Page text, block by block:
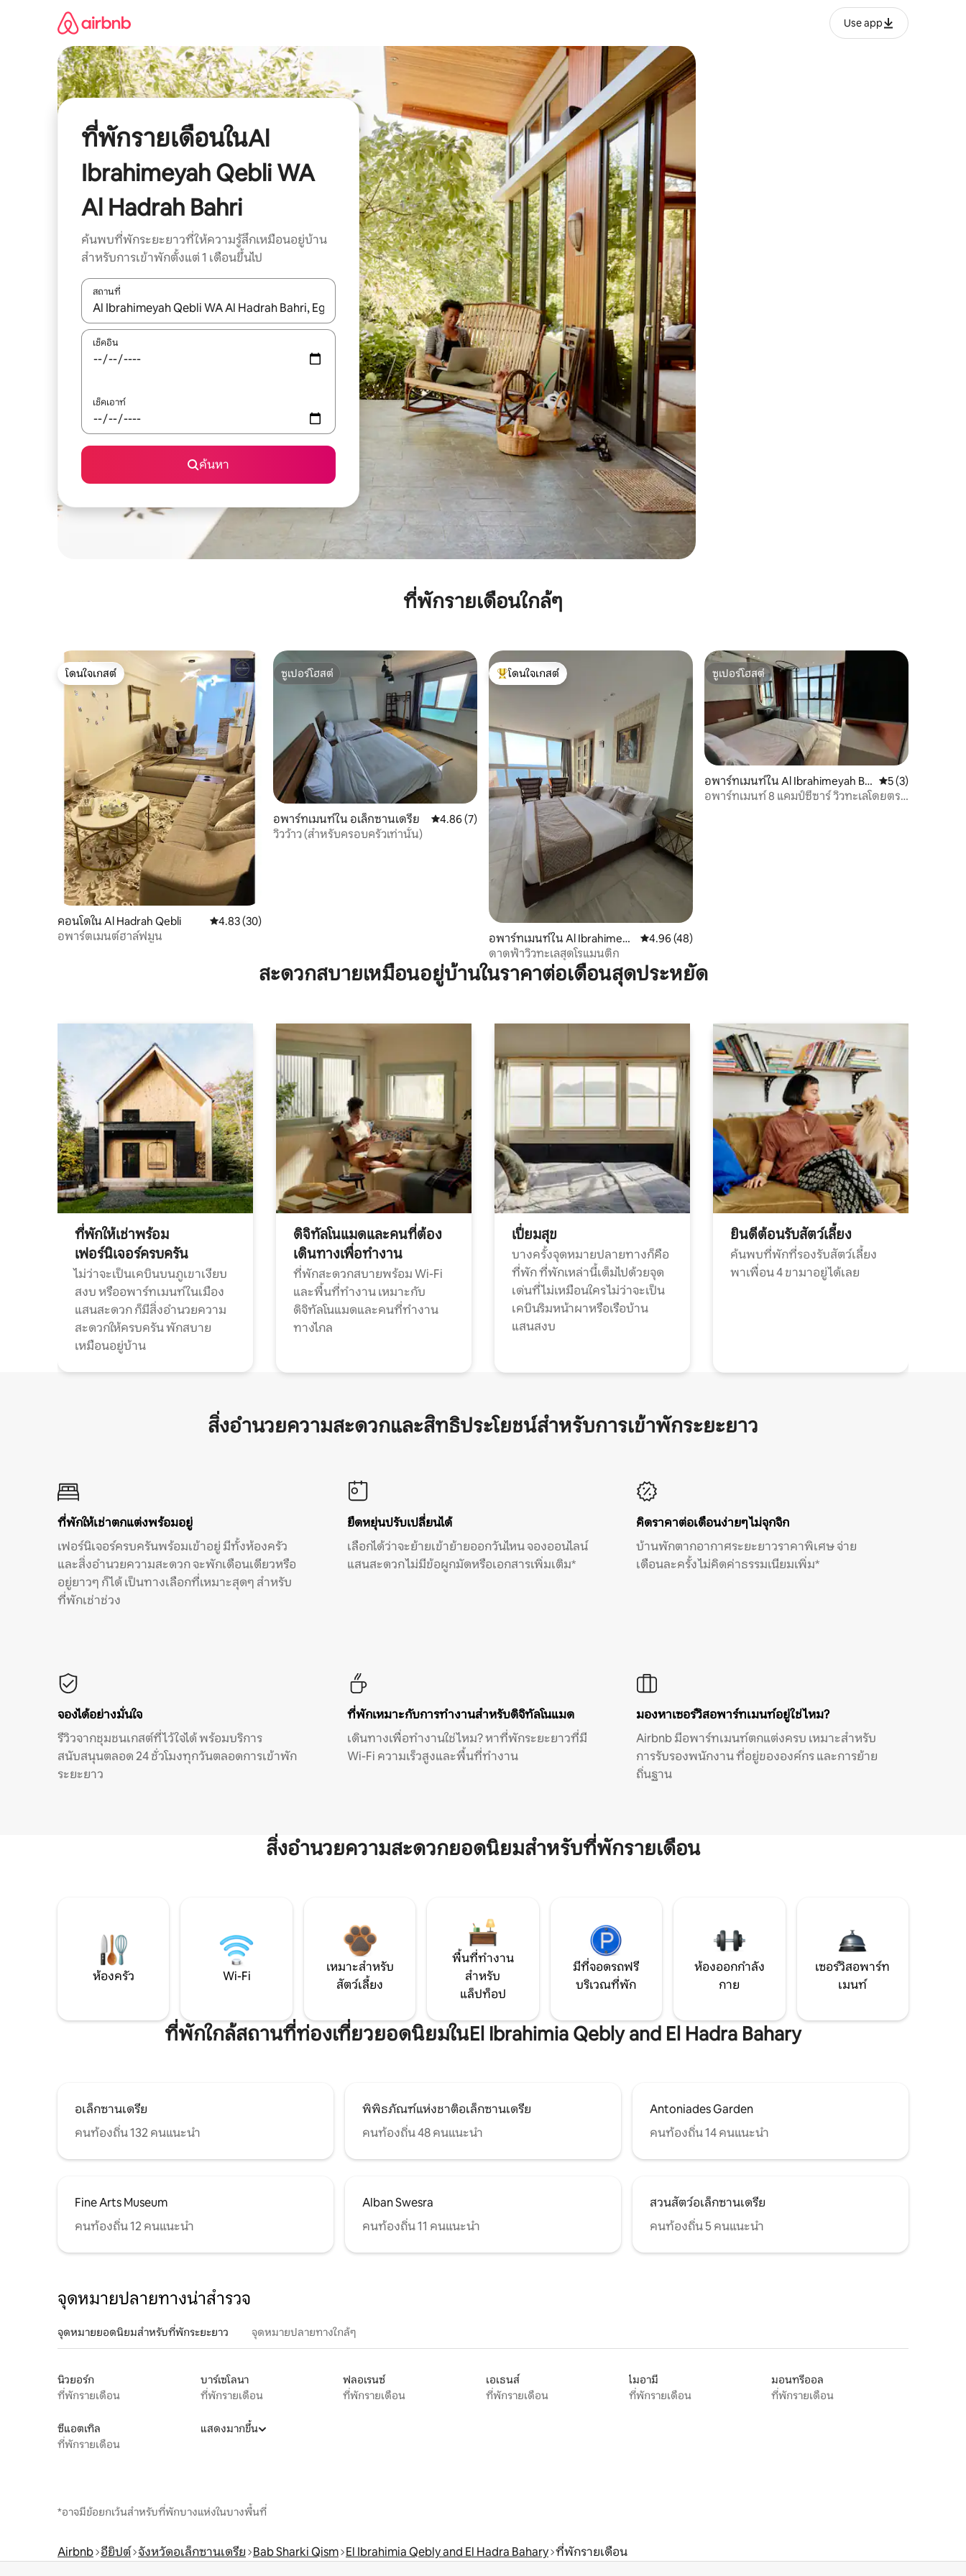
Use app
ที่พักรายเดือนในAl
Ibrahimeyah Qebli WA
Al Hadrah Bahri
ค้นพบที่พักระยะยาวที่ให้ความรู้สึกเหมือนอยู่บ้าน
สำหรับการเข้าพักตั้งแต่ 1 เดือนขึ้นไป
สถานที่
ใช้ลูกศรขึ้นลง หรือใช้การสัมผัสหรือปัด เพื่อสำรวจผลการค้นหา
เช็คอิน
เช็คเอาท์
ค้นหา
ที่พักรายเดือนใกล้ๆ
โดนใจเกสต์
โดนใจเกสต์
คอนโดใน Al Hadrah Qebli คะแนนเฉลี่ย 4.83 จาก 5, 30 รีวิว
4.83 (30)
อพาร์ตเมนต์ฮาล์ฟมูน
ซูเปอร์โฮสต์
ซูเปอร์โฮสต์
อพาร์ทเมนท์ใน อเล็กซานเดรีย คะแนนเฉลี่ย 4.86 จาก 5, 7 รีวิว
4.86 (7)
วิวว้าว (สำหรับครอบครัวเท่านั้น)
โดนใจเกสต์ที่สุด
โดนใจเกสต์
อพาร์ทเมนท์ใน Al Ibrahimeya
h Bahri WA Sidi Gaber
คะแนนเฉลี่ย 4.96 จาก 5, 48 รีวิว
4.96 (48)
ดาดฟ้าวิวทะเลสุดโรแมนติก
ซูเปอร์โฮสต์
ซูเปอร์โฮสต์
อพาร์ทเมนท์ใน Al Ibrahimeyah Ba
hri WA Sidi Gaber
คะแนนเฉลี่ย 5 จา
5 (3)
อพาร์ทเมนท์ 8 แคมป์ซีซาร์ วิวทะเลโดยตรง
สะดวกสบายเหมือนอยู่บ้านในราคาต่อเดือนสุดประหยัด
ที่พักให้เช่าพร้อม
เฟอร์นิเจอร์ครบครัน
ไม่ว่าจะเป็นเคบินบนภูเขาเงียบ
สงบ หรืออพาร์ทเมนท์ในเมือง
แสนสะดวก ก็มีสิ่งอำนวยความ
สะดวกให้ครบครัน พักสบาย
เหมือนอยู่บ้าน
ดิจิทัลโนแมดและคนที่ต้อง
เดินทางเพื่อทำงาน
ที่พักสะดวกสบายพร้อม Wi-Fi
และพื้นที่ทำงาน เหมาะกับ
ดิจิทัลโนแมดและคนที่ทำงาน
ทางไกล
เปี่ยมสุข
บางครั้งจุดหมายปลายทางก็คือ
ที่พัก ที่พักเหล่านี้เต็มไปด้วยจุด
เด่นที่ไม่เหมือนใคร ไม่ว่าจะเป็น
เคบินริมหน้าผาหรือเรือบ้าน
แสนสงบ
ยินดีต้อนรับสัตว์เลี้ยง
ค้นพบที่พักที่รองรับสัตว์เลี้ยง
พาเพื่อน 4 ขามาอยู่ได้เลย
สิ่งอำนวยความสะดวกและสิทธิประโยชน์สำหรับการเข้าพักระยะยาว
ที่พักให้เช่าตกแต่งพร้อมอยู่
เฟอร์นิเจอร์ครบครันพร้อมเข้าอยู่ มีทั้งห้องครัว
และสิ่งอำนวยความสะดวก จะพักเดือนเดียวหรือ
อยู่ยาวๆ ก็ได้ เป็นทางเลือกที่เหมาะสุดๆ สำหรับ
ที่พักเช่าช่วง
ยืดหยุ่นปรับเปลี่ยนได้
เลือกได้ว่าจะย้ายเข้าย้ายออกวันไหน จองออนไลน์
แสนสะดวก ไม่มีข้อผูกมัดหรือเอกสารเพิ่มเติม*
คิดราคาต่อเดือนง่ายๆ ไม่จุกจิก
บ้านพักตากอากาศระยะยาวราคาพิเศษ จ่าย
เดือนละครั้ง ไม่คิดค่าธรรมเนียมเพิ่ม*
จองได้อย่างมั่นใจ
รีวิวจากชุมชนเกสต์ที่ไว้ใจได้ พร้อมบริการ
สนับสนุนตลอด 24 ชั่วโมงทุกวันตลอดการเข้าพัก
ระยะยาว
ที่พักเหมาะกับการทำงานสำหรับดิจิทัลโนแมด
เดินทางเพื่อทำงานใช่ไหม? หาที่พักระยะยาวที่มี
Wi-Fi ความเร็วสูงและพื้นที่ทำงาน
มองหาเซอร์วิสอพาร์ทเมนท์อยู่ใช่ไหม?
Airbnb มีอพาร์ทเมนท์ตกแต่งครบ เหมาะสำหรับ
การรับรองพนักงาน ที่อยู่ขององค์กร และการย้าย
ถิ่นฐาน
สิ่งอำนวยความสะดวกยอดนิยมสำหรับที่พักรายเดือน
ห้องครัว Wi-Fi
เหมาะสำหรับ
สัตว์เลี้ยง
พื้นที่ทำงาน
สำหรับ
แล็ปท็อป
มีที่จอดรถฟรี
บริเวณที่พัก
ห้องออกกำลัง
กาย
เซอร์วิสอพาร์ท
เมนท์
ที่พักใกล้สถานที่ท่องเที่ยวยอดนิยมในEl Ibrahimia Qebly and El Hadra Bahary
อเล็กซานเดรีย
คนท้องถิ่น 132 คนแนะนำ
พิพิธภัณฑ์แห่งชาติอเล็กซานเดรีย
คนท้องถิ่น 48 คนแนะนำ
Antoniades Garden
คนท้องถิ่น 14 คนแนะนำ
Fine Arts Museum
คนท้องถิ่น 12 คนแนะนำ
Alban Swesra
คนท้องถิ่น 11 คนแนะนำ
สวนสัตว์อเล็กซานเดรีย
คนท้องถิ่น 5 คนแนะนำ
จุดหมายปลายทางน่าสำรวจ
จุดหมายยอดนิยมสำหรับที่พักระยะยาว จุดหมายปลายทางใกล้ๆ
นิวยอร์ก
ที่พักรายเดือน
บาร์เซโลนา
ที่พักรายเดือน
ฟลอเรนซ์
ที่พักรายเดือน
เอเธนส์
ที่พักรายเดือน
ไมอามี
ที่พักรายเดือน
มอนทรีออล
ที่พักรายเดือน
ซีแอตเทิล
ที่พักรายเดือน
แสดงมากขึ้น
*อาจมีข้อยกเว้นสำหรับที่พักบางแห่งในบางพื้นที่
Airbnb อียิปต์ จังหวัดอเล็กซานเดรีย Bab Sharki Qism El Ibrahimia Qebly and El Hadra Bahary ที่พักรายเดือน